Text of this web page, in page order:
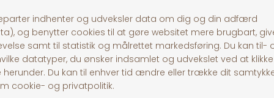
Husk: Tjek venligst din tekst for stavefejl og korrekte
oplysninger, inden du gennemfører bestillingen.
Teksten bliver præcist overført, som du indtaster
den.